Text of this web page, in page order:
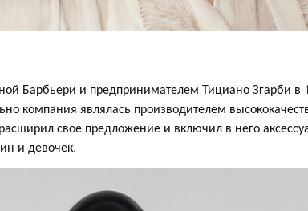
Барбьери и предпринимателем Тициано Згарби в
компания являлась производителем
свое предложение и включил в него
и девочек.